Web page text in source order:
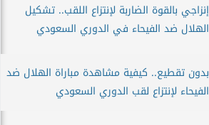
إنزاجي بالقوة الضاربة لإنتزاع اللقب.. تشكيل
الهلال ضد الفيحاء في الدوري السعودي
بدون تقطيع.. كيفية مشاهدة مباراة الهلال ضد
الفيحاء لإنتزاع لقب الدوري السعودي